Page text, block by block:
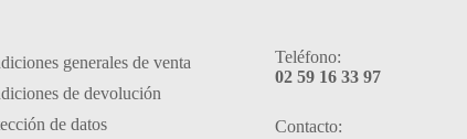
generales de venta
de devolución
de datos
Teléfono:
02 59 16 33 97
Contacto: